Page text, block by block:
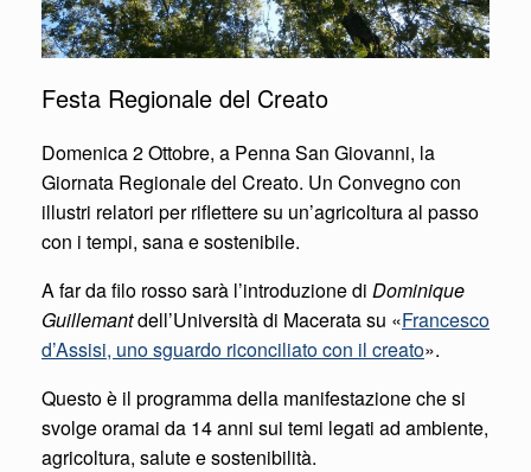
Festa Regionale del Creato
Domenica 2 Ottobre, a Penna San Giovanni, la
Giornata Regionale del Creato. Un Convegno con
illustri relatori per riflettere su un’agricoltura al passo
con i tempi, sana e sostenibile.
A far da filo rosso sarà l’introduzione di Dominique
Guillemantdell’Università di Macerata su «Francesco
d’Assisi, uno sguardo riconciliato con il creato».
Questo è il programma della manifestazione che si
svolge oramai da 14 anni sui temi legati ad ambiente,
agricoltura, salute e sostenibilità.